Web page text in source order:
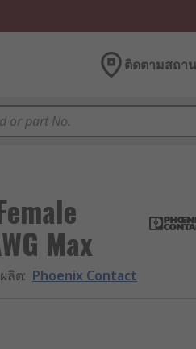
ติดตามสถา
Max
ลิต: Phoenix Contact